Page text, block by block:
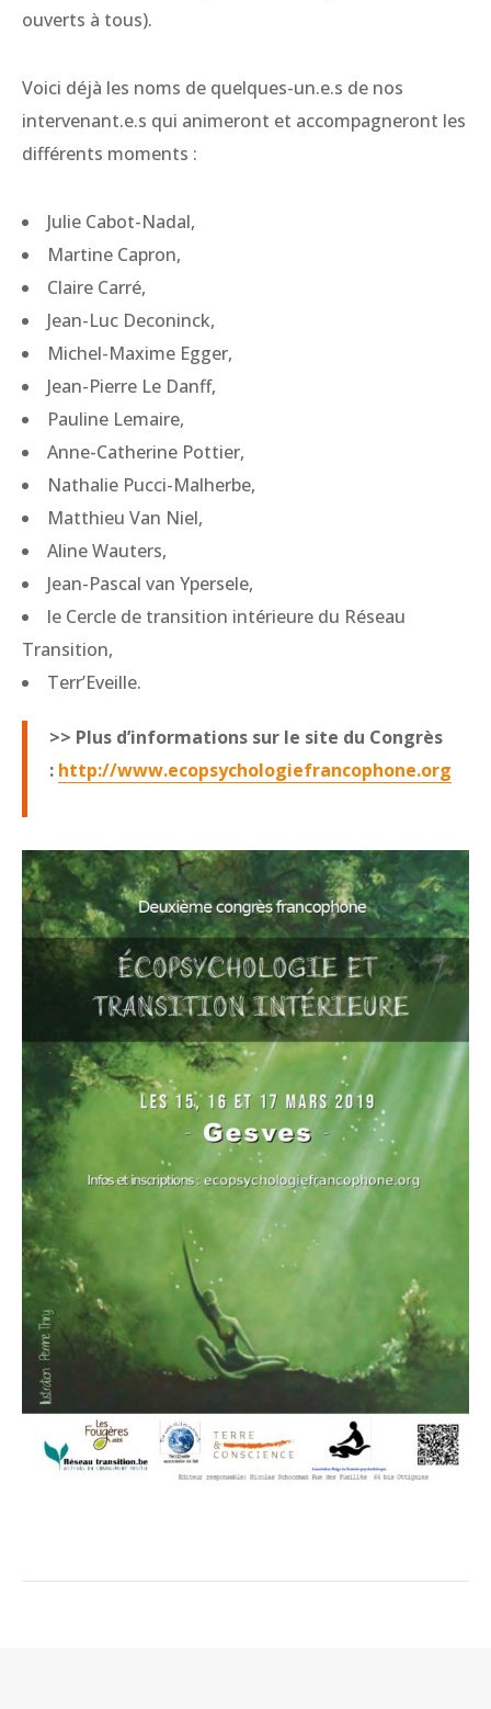
ouverts à tous).
Voici déjà les noms de quelques-un.e.s de nos
intervenant.e.s qui animeront et accompagneront les
différents moments :
Julie Cabot-Nadal,
Martine Capron,
Claire Carré,
Jean-Luc Deconinck,
Michel-Maxime Egger,
Jean-Pierre Le Danff,
Pauline Lemaire,
Anne-Catherine Pottier,
Nathalie Pucci-Malherbe,
Matthieu Van Niel,
Aline Wauters,
Jean-Pascal van Ypersele,
le Cercle de transition intérieure du Réseau
Transition,
Terr’Eveille.
>> Plus d’informations sur le site du Congrès
: http://www.ecopsychologiefrancophone.org